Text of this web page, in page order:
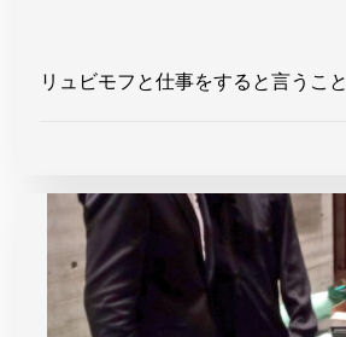
リュビモフと仕事をすると言うこと